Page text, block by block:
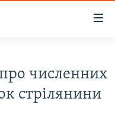
численних
стрілянини